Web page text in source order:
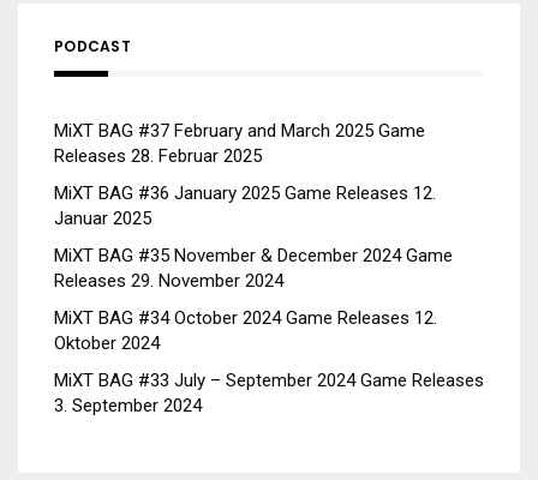
PODCAST
MiXT BAG #37 February and March 2025 Game
Releases 28. Februar 2025
MiXT BAG #36 January 2025 Game Releases 12.
Januar 2025
MiXT BAG #35 November & December 2024 Game
Releases 29. November 2024
MiXT BAG #34 October 2024 Game Releases 12.
Oktober 2024
MiXT BAG #33 July – September 2024 Game Releases
3. September 2024